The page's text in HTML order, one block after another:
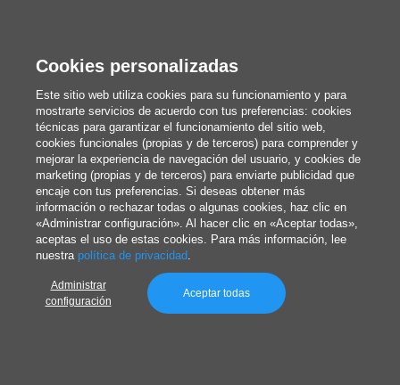
Pegatinas personalizadas
Packaging
Cajas personalizadas
Bolsas personalizadas
Revistas, libros y catálogos
Lienzos personalizados
Merchandising
Cookies personalizadas
Este sitio web utiliza cookies para su funcionamiento y para
mostrarte servicios de acuerdo con tus preferencias: cookies
técnicas para garantizar el funcionamiento del sitio web,
cookies funcionales (propias y de terceros) para comprender y
mejorar la experiencia de navegación del usuario, y cookies de
marketing (propias y de terceros) para enviarte publicidad que
encaje con tus preferencias. Si deseas obtener más
información o rechazar todas o algunas cookies, haz clic en
«Administrar configuración». Al hacer clic en «Aceptar todas»,
aceptas el uso de estas cookies. Para más información, lee
nuestra política de privacidad.
Administrar
configuración
Aceptar todas